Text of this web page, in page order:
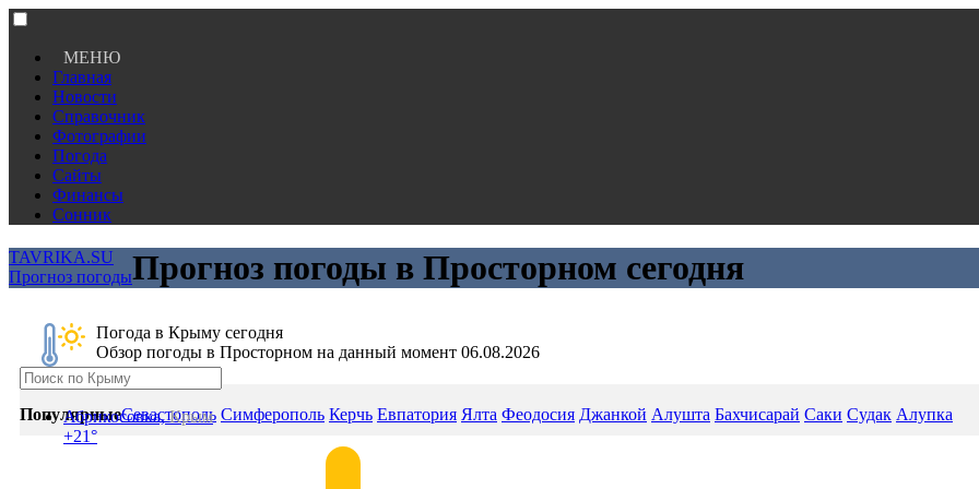
МЕНЮ
Главная
Новости
Справочник
Фотографии
Погода
Сайты
Финансы
Сонник
TAVRIKA.SU
Прогноз погодыПрогноз погоды в Просторном сегодня
Погода в Крыму сегодня
Обзор погоды в Просторном на данный момент 06.08.2026
Абрикосовка,Крым
+21°
ПопулярныеСевастополь Симферополь Керчь Евпатория Ялта Феодосия Джанкой Алушта Бахчисарай Саки Судак Алупка